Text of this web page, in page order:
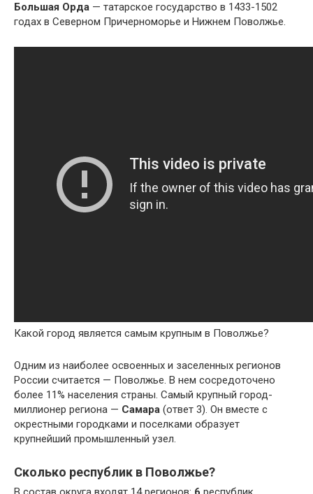
Большая Орда — татарское государство в 1433-1502
годах в Северном Причерноморье и Нижнем Поволжье.
Какой город является самым крупным в Поволжье?
Одним из наиболее освоенных и заселенных регионов
России считается — Поволжье. В нем сосредоточено
более 11% населения страны. Самый крупный город-
миллионер региона — Самара (ответ 3). Он вместе с
окрестными городками и поселками образует
крупнейший промышленный узел.
Сколько республик в Поволжье?